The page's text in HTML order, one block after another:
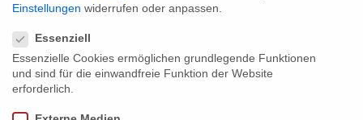
Viele Deutsche überprüfen jährlich ihre Kfz-Versicherung. Was für die
für den restlichen Versicherungsschutz in den Kalender schreiben.
Denn Änderungen der Lebensverhältnisse oder auch die Teuerung von
Waren können dazu beitragen, dass die Versicherungssummen nicht
mehr „up to date“ sind.
stellenweise sogar zweistellig. Die Nachwehen der Coronapandemie,
Einstellungen widerrufen oder anpassen.
Essenziell
Essenzielle Cookies ermöglichen grundlegende Funktionen
und sind für die einwandfreie Funktion der Website
erforderlich.